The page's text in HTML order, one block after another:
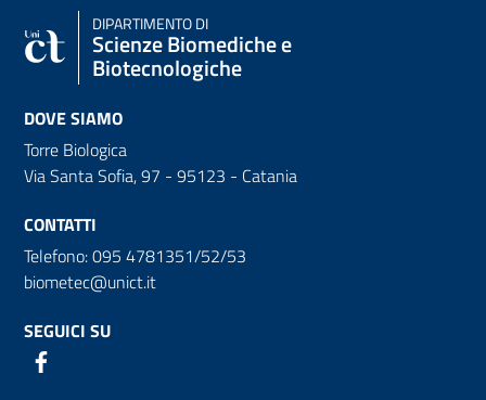
DIPARTIMENTO DI
Scienze Biomediche e
Biotecnologiche
DOVE SIAMO
Torre Biologica
Via Santa Sofia, 97 - 95123 - Catania
CONTATTI
Telefono: 095 4781351/52/53
biometec@unict.it
SEGUICI SU